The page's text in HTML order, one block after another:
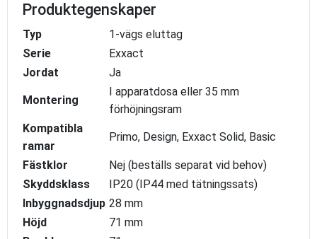
Produktegenskaper
Typ
1-vägs eluttag
Serie
Exxact
Jordat
Ja
Montering
I apparatdosa eller 35 mm
förhöjningsram
Kompatibla
ramar
Primo, Design, Exxact Solid, Basic
Fästklor
Nej (beställs separat vid behov)
Skyddsklass
IP20 (IP44 med tätningssats)
Inbyggnadsdjup 28 mm
Höjd
71 mm